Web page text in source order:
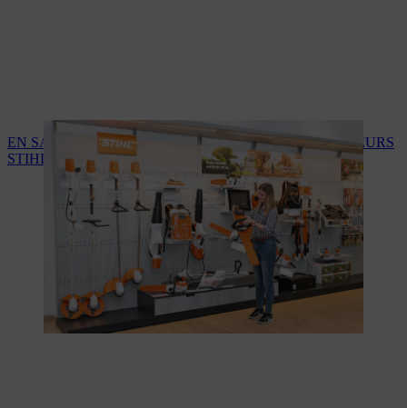
EN SAVOIR PLUS SUR LES SERVICES DES REVENDEURS
STIHL